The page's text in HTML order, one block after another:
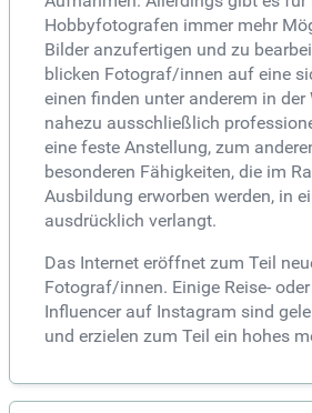
Hobbyfotografen immer mehr
Bilder anzufertigen und zu
blicken Fotograf/innen auf eine
einen finden unter anderem in der
nahezu ausschließlich
eine feste Anstellung, zum
besonderen Fähigkeiten, die im
Ausbildung erworben werden, in
ausdrücklich verlangt.
Das Internet eröffnet zum Teil
Fotograf/innen. Einige Reise-
Influencer auf Instagram sind
und erzielen zum Teil ein hohes